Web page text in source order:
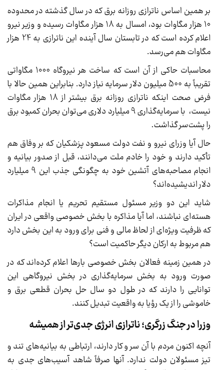
بر همین اساس ناترازی روزانه برق که در سال گذشته در محدوده
10 هزار مگاوات بود، امسال به 18 هزار مگاوات رسیده و وزیر نیرو
اعلام کرده است که در تابستان سال آینده این ناترازی به 24 هزار
مگاوات هم می‌رسد.
محاسبات حاکی از آن است که ساخت هر نیروگاه 1000 مگاواتی
تقریباً به 500 میلیون دلار سرمایه‌ نیاز دارد. بنابراین همین حالا با
فرض صحت اینکه ناترازی روزانه برق بیشتر از 18 هزار مگاوات
نیست، با سرمایه‌گذاری 9 میلیارد دلاری می‌توان بحران کمبود برق
را پشت‌سر گذاشت.
حال آیا وزرای نیرو و نفت دولت مسعود پزشکیان که بر وفاق هم
تأکید دارند و خود را خادم ملت می‌دانند، قبل از صدور بیانیه و
انجام مصاحبه‌های آتشین خود به چگونگی جذب این 9 میلیارد
دلار اندیشیده‌اند؟
شاید این دو وزیر مسئول مستقیم تحریم یا انجام مذاکرات
هسته‌ای نباشند، اما آیا مذاکره با بخش خصوصی واقعی در ایران
که ظرفیت ویژه‌ای از لحاظ مالی و فنی برای ورود به این بخش دارد
هم مربوط به ارکان دیگر حاکمیت است؟
در همین زمینه فعالان بخش خصوصی بارها اعلام کرده‌اند که در
صورت ورود به بخش سرمایه‌گذاری در بخش نیروگاهی این
توانایی را دارند که در طول دو سال حل بحران قطعی برق و
خاموشی را از یک رؤیا به واقعیت تبدیل کنند.
وزرا در جنگ زرگری؛ ناترازی انرژی جدی‌تر از همیشه
آنچه اکنون مردم با آن سر و کار دارند، ارتباطی به بیانیه‌های تند و
تیز مسئولان دولت ندارد. آنها صرفاً شاهد آسیب‌های جدی به